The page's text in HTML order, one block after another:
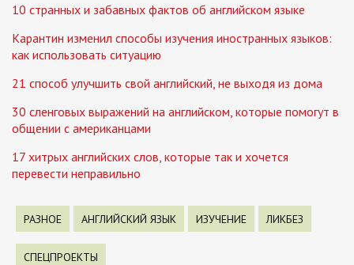
10 странных и забавных фактов об английском языке
Карантин изменил способы изучения иностранных языков:
как использовать ситуацию
21 способ улучшить свой английский, не выходя из дома
30 сленговых выражений на английском, которые помогут в
общении с американцами
17 хитрых английских слов, которые так и хочется
перевести неправильно
РАЗНОЕ АНГЛИЙСКИЙ ЯЗЫК ИЗУЧЕНИЕ ЛИКБЕЗ
СПЕЦПРОЕКТЫ